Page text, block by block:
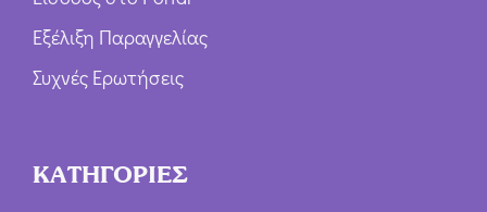
Εξέλιξη Παραγγελίας
Συχνές Ερωτήσεις
ΚΑΤΗΓΟΡΙΕΣ